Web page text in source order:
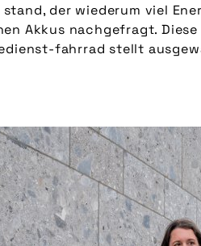
der wiederum viel
Akkus nachgefragt.
fahrrad stellt